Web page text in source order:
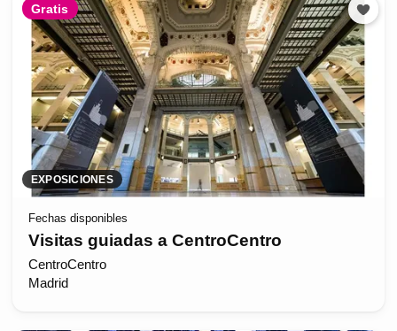
Gratis
EXPOSICIONES
Fechas disponibles
Visitas guiadas a CentroCentro
CentroCentro
Madrid